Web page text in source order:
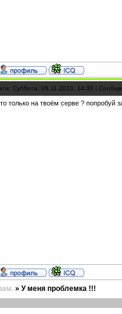
Суббота, 06.11.2010, 14:38 |
только на твоём серве ? попробуй
» У меня проблемка !!!